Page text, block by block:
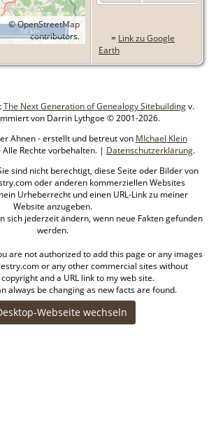
©OpenStreetMap
contributors.
10 km
= Link zu Google
Earth
The Next Generation of Genealogy Sitebuildingv.
von Darrin Lythgoe © 2001-2026.
Ahnen - erstellt und betreut von MIchael Klein
Rechte vorbehalten. | Datenschutzerklärung.
sind nicht berechtigt, diese Seite oder Bilder von
oder anderen kommerziellen Websites
Urheberrecht und einen URL-Link zu meiner
Website anzugeben.
sich jederzeit ändern, wenn neue Fakten gefunden
werden.
are not authorized to add this page or any images
or any other commercial sites without
and a URL link to my web site.
always be changing as new facts are found.
Webseite wechseln